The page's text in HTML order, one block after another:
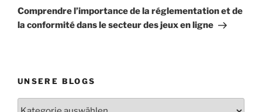
Beitrag
Comprendre l’importance de la réglementation et de
la conformité dans le secteur des jeux en ligne
UNSERE BLOGS